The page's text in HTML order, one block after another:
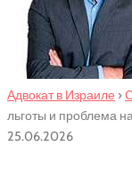
Адвокат в Израиле ›
льготы и проблема
25.06.2026